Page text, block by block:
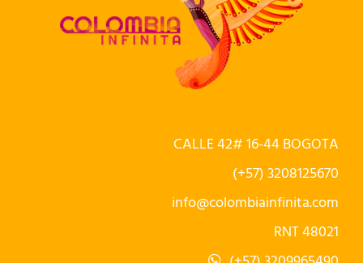
CALLE 42# 16-44 BOGOTA
(+57) 3208125670
info@colombiainfinita.com
RNT 48021